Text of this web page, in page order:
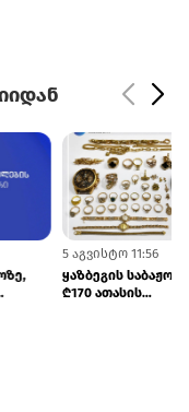
7 აგვისტო 5:52
სარფის საბაჟოზე,
თურქეთიდან